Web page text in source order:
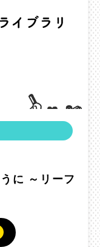
ーフ